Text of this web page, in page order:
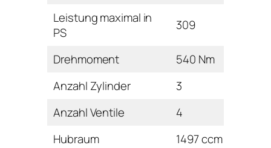
Leistung maximal in
PS
309
Drehmoment
540 Nm
Anzahl Zylinder
3
Anzahl Ventile
4
Hubraum
1497 ccm